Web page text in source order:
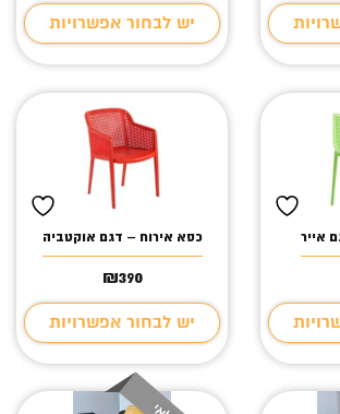
יש לבחור אפשרויות
אייר כסא אירוח – דגם אוקטביה
₪390
יש לבחור אפשרויות